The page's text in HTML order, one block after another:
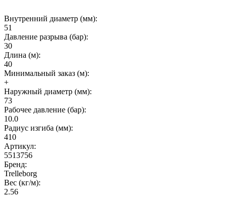
Внутренний диаметр (мм):
51
Давление разрыва (бар):
30
Длина (м):
40
Минимальный заказ (м):
+
Наружный диаметр (мм):
73
Рабочее давление (бар):
10.0
Радиус изгиба (мм):
410
Артикул:
5513756
Бренд:
Trelleborg
Вес (кг/м):
2.56